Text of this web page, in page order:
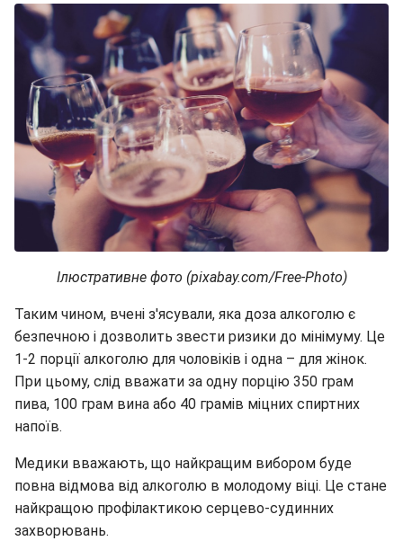
Ілюстративне фото (pixabay.com/Free-Photo)
Таким чином, вчені з'ясували, яка доза алкоголю є
безпечною і дозволить звести ризики до мінімуму. Це
1-2 порції алкоголю для чоловіків і одна – для жінок.
При цьому, слід вважати за одну порцію 350 грам
пива, 100 грам вина або 40 грамів міцних спиртних
напоїв.
Медики вважають, що найкращим вибором буде
повна відмова від алкоголю в молодому віці. Це стане
найкращою профілактикою серцево-судинних
захворювань.